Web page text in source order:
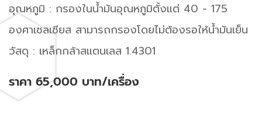
อุณหภูมิ : กรองในน้ำมันอุณหภูมิตั้งแต่ 40 - 175
องศาเซลเซียส สามารถกรองโดยไม่ต้องรอให้น้ำมันเย็น
วัสดุ : เหล็กกล้าสแตนเลส 1.4301
ราคา 65,000 บาท/เครื่อง